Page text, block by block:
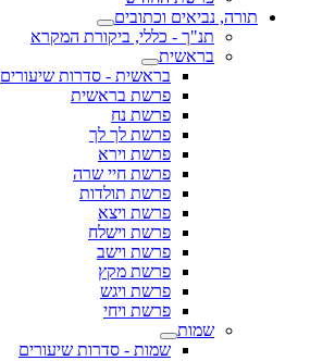
תורה, נביאים וכתובים
תנ"ך - כללי, ביקורת המקרא
בראשית
בראשית - סדרות שיעורים
פרשת בראשית
פרשת נח
פרשת לך לך
פרשת וירא
פרשת חיי שרה
פרשת תולדות
פרשת ויצא
פרשת וישלח
פרשת וישב
פרשת מקץ
פרשת ויגש
פרשת ויחי
שמות
שמות - סדרות שיעורים